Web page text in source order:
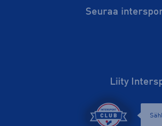
Seuraa
Liity